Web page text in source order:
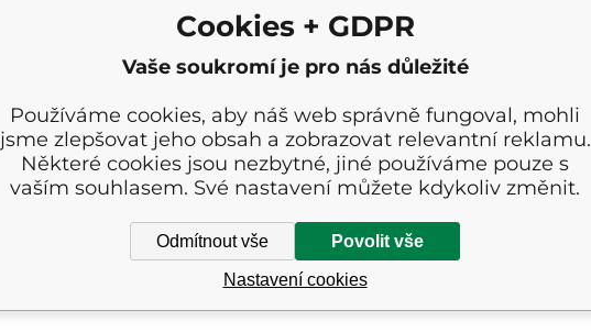
Cookies + GDPR
Vaše soukromí je pro nás důležité
Používáme cookies, aby náš web správně fungoval, mohli
jsme zlepšovat jeho obsah a zobrazovat relevantní reklamu.
Některé cookies jsou nezbytné, jiné používáme pouze s
vaším souhlasem. Své nastavení můžete kdykoliv změnit.
Odmítnout vše Povolit vše
Nastavení cookies